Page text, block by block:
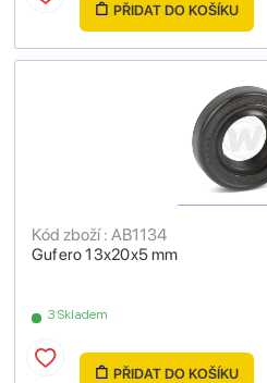
PŘIDAT DO KOŠÍKU
Gufero 13x20x5 mm
Kód zboží : AB1134
3 Skladem
PŘIDAT DO KOŠÍKU